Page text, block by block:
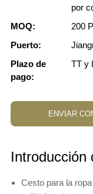
por
MOQ:
200
Puerto:
Plazo de
pago:
TT y
ENVIAR
Introducción
Cesto para la